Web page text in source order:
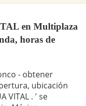
en Multiplaza
horas de
- obtener
ubicación
VITAL . ' se